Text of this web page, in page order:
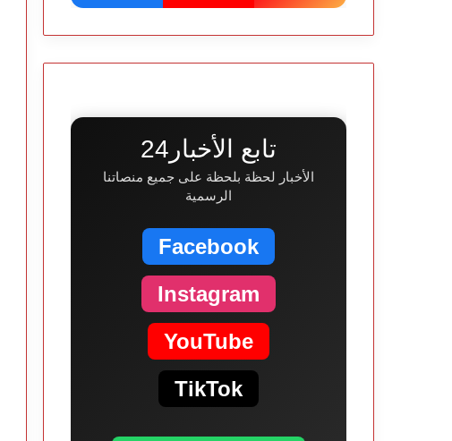
تابع الأخبار24
الأخبار لحظة بلحظة على جميع منصاتنا
الرسمية
Facebook
Instagram
YouTube
TikTok